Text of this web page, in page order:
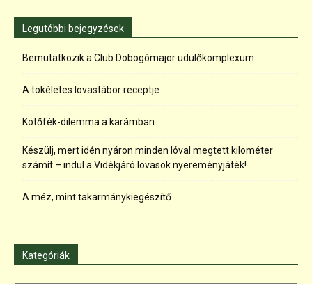
Legutóbbi bejegyzések
Bemutatkozik a Club Dobogómajor üdülőkomplexum
A tökéletes lovastábor receptje
Kötőfék-dilemma a karámban
Készülj, mert idén nyáron minden lóval megtett kilométer
számít – indul a Vidékjáró lovasok nyereményjáték!
A méz, mint takarmánykiegészítő
Kategóriák